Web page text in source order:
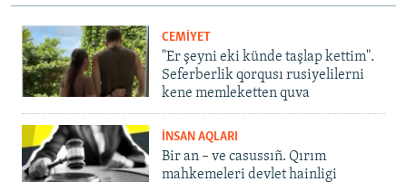
CEMİYET
"Er şeyni eki künde taşlap kettim".
Seferberlik qorqusı rusiyelilerni
kene memleketten quva
İNSAN AQLARI
Bir an – ve casussıñ. Qırım
mahkemeleri devlet hainligi